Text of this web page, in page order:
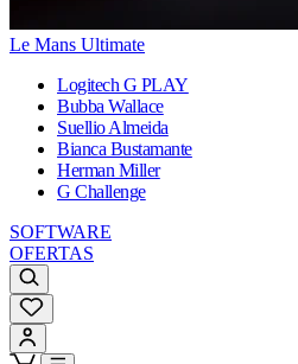
Le Mans Ultimate
Logitech G PLAY
Bubba Wallace
Suellio Almeida
Bianca Bustamante
Herman Miller
G Challenge
SOFTWARE
OFERTAS